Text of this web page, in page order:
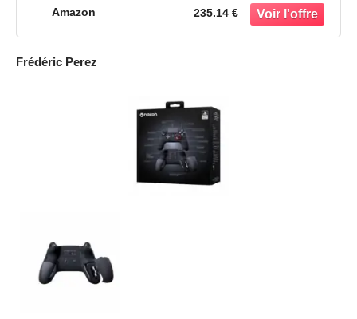
Amazon 235.14 €
Frédéric Perez